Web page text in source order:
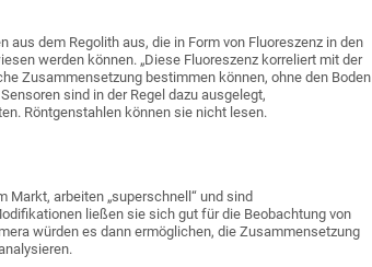
dem Regolith aus, die in Form von Fluoreszenz in den
werden können. „Diese Fluoreszenz korreliert mit der
Zusammensetzung bestimmen können, ohne den Boden
sind in der Regel dazu ausgelegt,
Röntgenstahlen können sie nicht lesen.
Markt, arbeiten „superschnell“ und sind
ließen sie sich gut für die Beobachtung von
würden es dann ermöglichen, die Zusammensetzung